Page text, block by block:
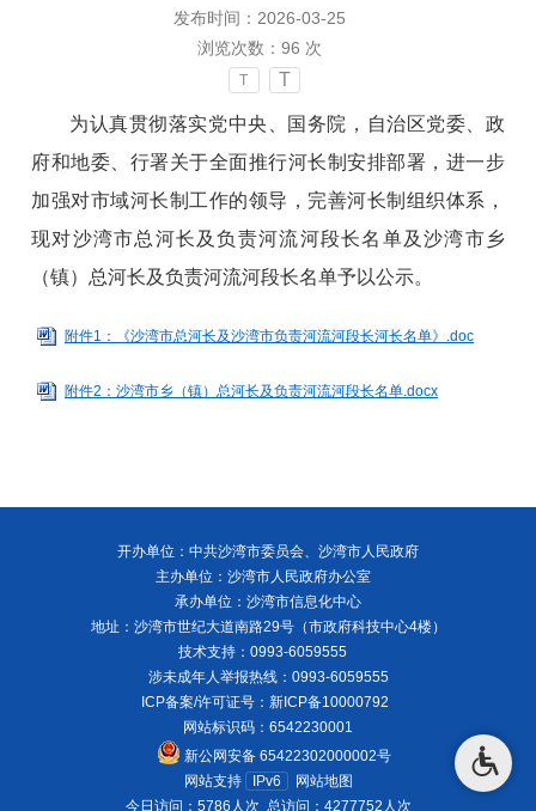
发布时间：2026-03-25
浏览次数： 96 次
T T
为认真贯彻落实党中央、国务院，自治区党委、政
府和地委、行署关于全面推行河长制安排部署，进一步
加强对市域河长制工作的领导，完善河长制组织体系，
现对沙湾市总河长及负责河流河段长名单及沙湾市乡
（镇）总河长及负责河流河段长名单予以公示。
附件1：《沙湾市总河长及沙湾市负责河流河段长河长名单》.doc
附件2：沙湾市乡（镇）总河长及负责河流河段长名单.docx
开办单位：中共沙湾市委员会、沙湾市人民政府
主办单位：沙湾市人民政府办公室
承办单位：沙湾市信息化中心
地址：沙湾市世纪大道南路29号（市政府科技中心4楼）
技术支持：0993-6059555
涉未成年人举报热线：0993-6059555
ICP备案/许可证号： 新ICP备10000792
网站标识码：6542230001
新公网安备 65422302000002号
网站支持
IPv6
网站地图
今日访问：5786人次 总访问：4277752人次